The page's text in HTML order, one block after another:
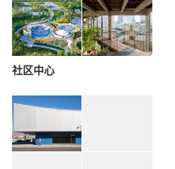
社区中心